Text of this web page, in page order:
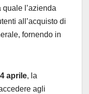
l’azienda
all’acquisto di
fornendo in
aprile, la
agli